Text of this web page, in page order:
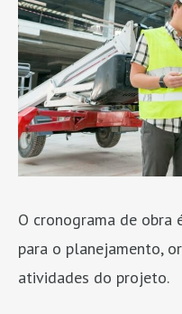
O cronograma de obra
para o planejamento,
atividades do projeto.